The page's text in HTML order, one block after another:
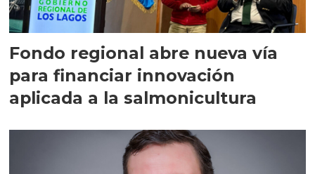
Fondo regional abre nueva vía
para financiar innovación
aplicada a la salmonicultura